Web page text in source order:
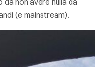
non avere nulla da
(e mainstream).